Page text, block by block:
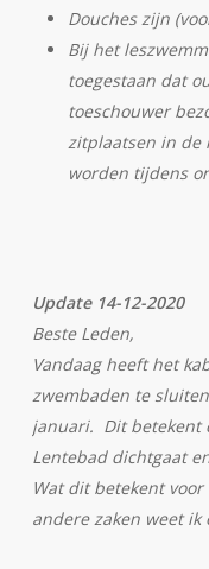
Douches zijn
Bij het
toegestaan dat
toeschouwer
zitplaatsen in de
worden tijdens
Update 14-12-2020
Beste Leden,
Vandaag heeft het
zwembaden te
januari. Dit betekent
Lentebad dichtgaat
Wat dit betekent
andere zaken weet